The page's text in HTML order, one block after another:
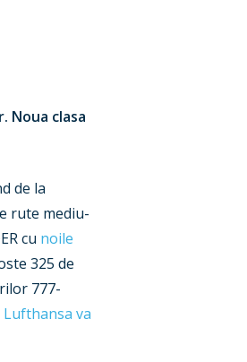
Noua clasa
de la
rute mediu-
cu noile
325 de
777-
va